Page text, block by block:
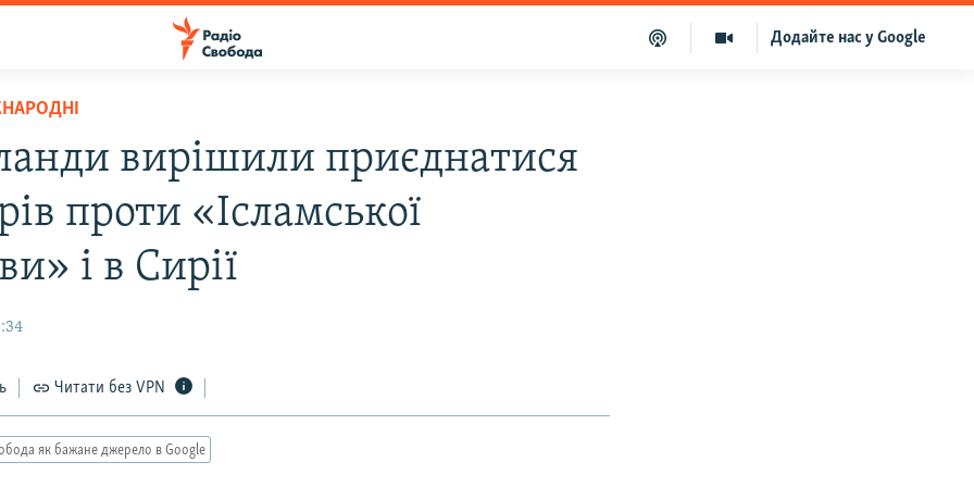
Додайте нас у Google
вирішили приєднатися
проти «Ісламської
і в Сирії
Читати без VPN
як бажане джерело в Google